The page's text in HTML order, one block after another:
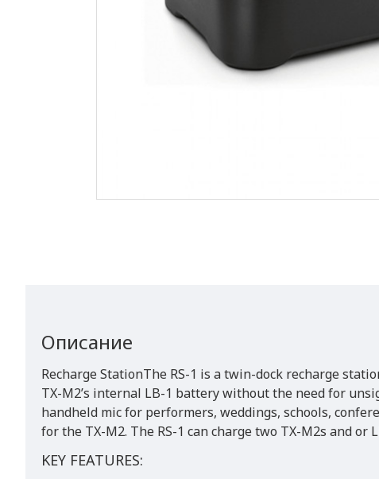
Описание
Recharge StationThe RS-1 is a twin-dock recharge
TX-M2’s internal LB-1 battery without the need for
handheld mic for performers, weddings, schools,
for the TX-M2. The RS-1 can charge two TX-M2s and
KEY FEATURES: